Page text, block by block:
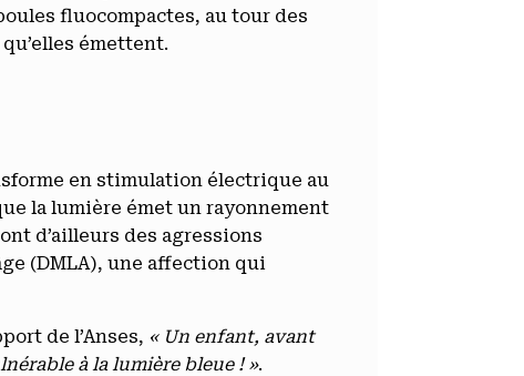
fluocompactes, au tour des
émettent.
en stimulation électrique au
la lumière émet un rayonnement
d’ailleurs des agressions
(DMLA), une affection qui
de l’Anses, « Un enfant, avant
à la lumière bleue ! ».